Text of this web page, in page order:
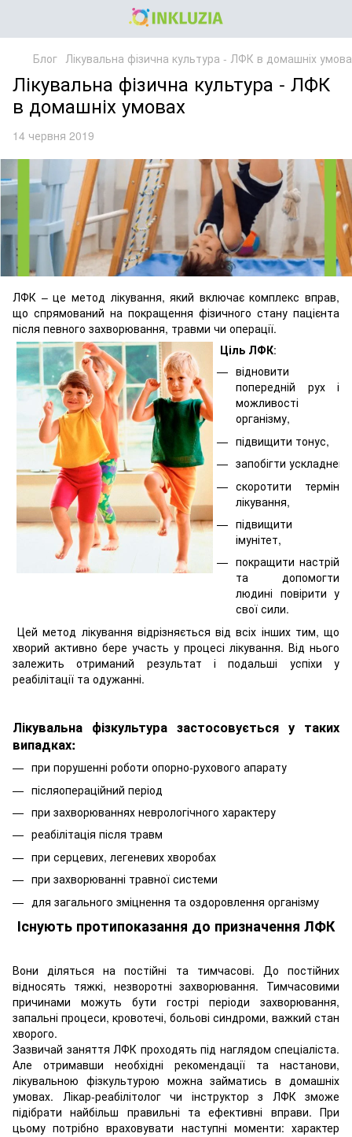
Блог Лікувальна фізична культура - ЛФК в домашніх
Лікувальна фізична культура - ЛФК
в домашніх умовах
14 червня 2019
ЛФК – це метод лікування, який включає комплекс вправ,
що спрямований на покращення фізичного стану пацієнта
після певного захворювання, травми чи операції.
Ціль ЛФК:
відновити
попередній рух і
можливості
організму,
підвищити тонус,
запобігти
скоротити термін
лікування,
підвищити
імунітет,
покращити настрій
та допомогти
людині повірити у
свої сили.
Цей метод лікування відрізняється від всіх інших тим, що
хворий активно бере участь у процесі лікування. Від нього
залежить отриманий результат і подальші успіхи у
реабілітації та одужанні.
Лікувальна фізкультура застосовується у таких
випадках:
при порушенні роботи опорно-рухового апарату
післяопераційний період
при захворюваннях неврологічного характеру
реабілітація після травм
при серцевих, легеневих хворобах
при захворюванні травної системи
для загального зміцнення та оздоровлення організму
Існують протипоказання до призначення ЛФК
Вони діляться на постійні та тимчасові. До постійних
відносять тяжкі, незворотні захворювання. Тимчасовими
причинами можуть бути гострі періоди захворювання,
запальні процеси, кровотечі, больові синдроми, важкий стан
хворого.
Зазвичай заняття ЛФК проходять під наглядом спеціаліста.
Але отримавши необхідні рекомендації та настанови,
лікувальною фізкультурою можна займатись в домашніх
умовах. Лікар-реабілітолог чи інструктор з ЛФК зможе
підібрати найбільш правильні та ефективні вправи. При
цьому потрібно враховувати наступні моменти: характер